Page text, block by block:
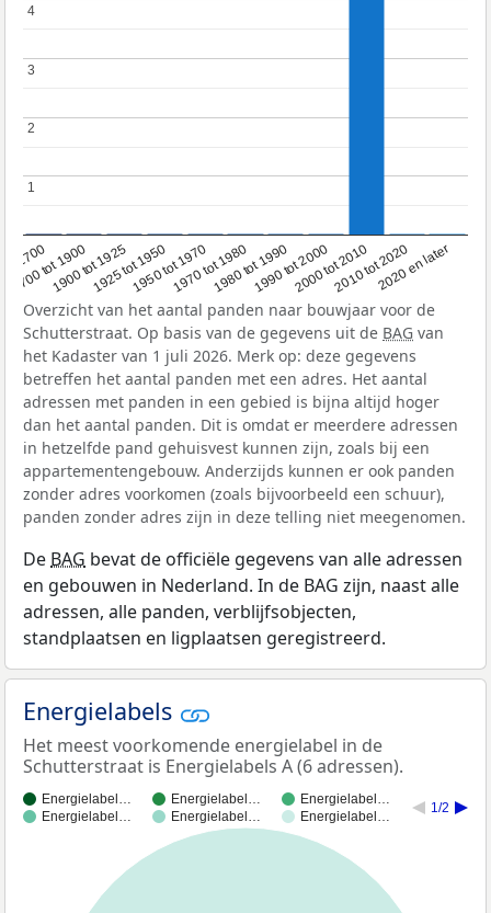
1700
1700 tot 1900
1900 tot 19251925 tot 19501950 tot 19701970 tot 19801980 tot 19901990 tot 20002000 tot 20102010 tot 20202020 en later
1
1
2
2
3
3
4
4
Overzicht van het aantal panden naar bouwjaar voor de
Schutterstraat. Op basis van de gegevens uit de BAG van
het Kadaster van 1 juli 2026. Merk op: deze gegevens
betreffen het aantal panden met een adres. Het aantal
adressen met panden in een gebied is bijna altijd hoger
dan het aantal panden. Dit is omdat er meerdere adressen
in hetzelfde pand gehuisvest kunnen zijn, zoals bij een
appartementengebouw. Anderzijds kunnen er ook panden
zonder adres voorkomen (zoals bijvoorbeeld een schuur),
panden zonder adres zijn in deze telling niet meegenomen.
De BAG bevat de officiële gegevens van alle adressen
en gebouwen in Nederland. In de BAG zijn, naast alle
adressen, alle panden, verblijfsobjecten,
standplaatsen en ligplaatsen geregistreerd.
Energielabels
Het meest voorkomende energielabel in de
Schutterstraat is Energielabels A (6 adressen).
Energielabel… Energielabel…
Energielabel…
Energielabel…
Energielabel… Energielabel…
1/2